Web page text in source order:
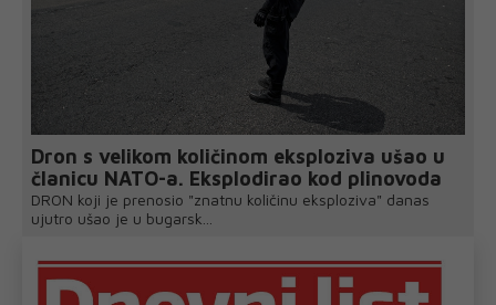
Dron s velikom količinom eksploziva ušao u
članicu NATO-a. Eksplodirao kod plinovoda
DRON koji je prenosio "znatnu količinu eksploziva" danas
ujutro ušao je u bugarsk...